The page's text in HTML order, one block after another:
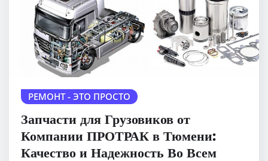
РЕМОНТ - ЭТО ПРОСТО
Запчасти для Грузовиков от
Компании ПРОТРАК в Тюмени:
Качество и Надежность Во Всем